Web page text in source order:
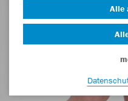
Alle